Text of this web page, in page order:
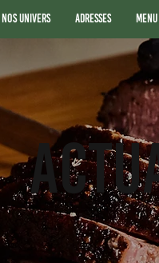
Nos Univers Adresses Menu